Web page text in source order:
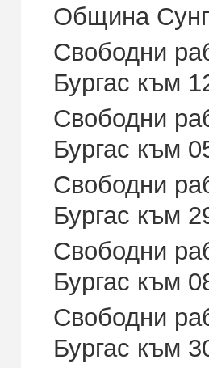
Община
Свободни
Бургас към
Свободни
Бургас към
Свободни
Бургас към
Свободни
Бургас към
Свободни
Бургас към